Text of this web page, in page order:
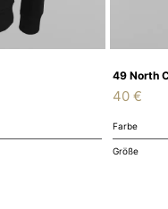
49 North
40€
Farbe
Größe